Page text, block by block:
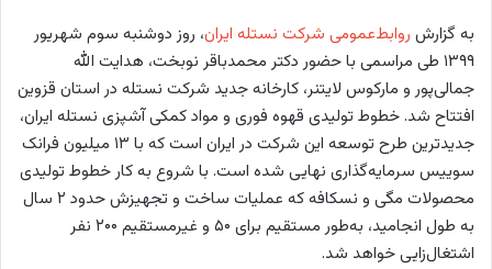
به گزارش روابط‌عمومی شرکت نستله ایران، روز دوشنبه سوم شهریور
۱۳۹۹ طی مراسمی با حضور دکتر محمدباقر نوبخت، هدایت الله
جمالی‌پور و مارکوس لایتنر، کارخانه جدید شرکت نستله در استان قزوین
افتتاح شد. خطوط تولیدی قهوه فوری و مواد کمکی آشپزی نستله ایران،
جدیدترین طرح توسعه این شرکت در ایران است که با ۱۳ میلیون فرانک
سوییس سرمایه‌گذاری نهایی شده است. با شروع به کار خطوط تولیدی
محصولات مگی و نسکافه که عملیات ساخت و تجهیزش حدود ۲ سال
به طول انجامید، به‌طور مستقیم برای ۵۰ و غیرمستقیم ۲۰۰ نفر
اشتغال‌زایی خواهد شد.